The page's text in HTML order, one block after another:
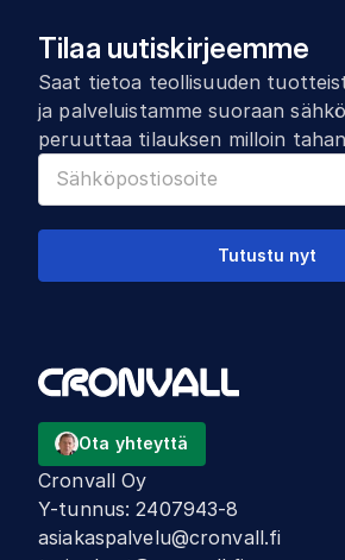
Tilaa uutiskirjeemme
Saat tietoa teollisuuden
ja palveluistamme suoraan
peruuttaa tilauksen milloin
Tutustu nyt
Ota yhteyttä
Cronvall Oy
Y-tunnus:2407943-8
asiakaspalvelu@cronvall.fi